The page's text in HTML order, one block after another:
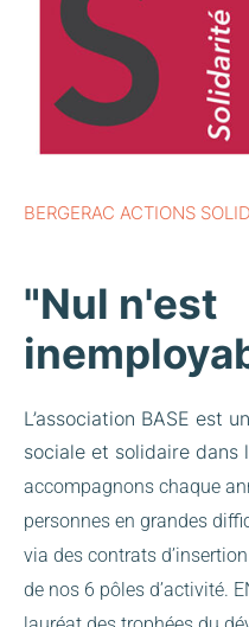
BERGERAC ACTIONS
"Nul n'est
L’association BASE est
sociale et solidaire dans
accompagnons chaque
personnes en grandes
via des contrats
de nos 6 pôles d’activité.